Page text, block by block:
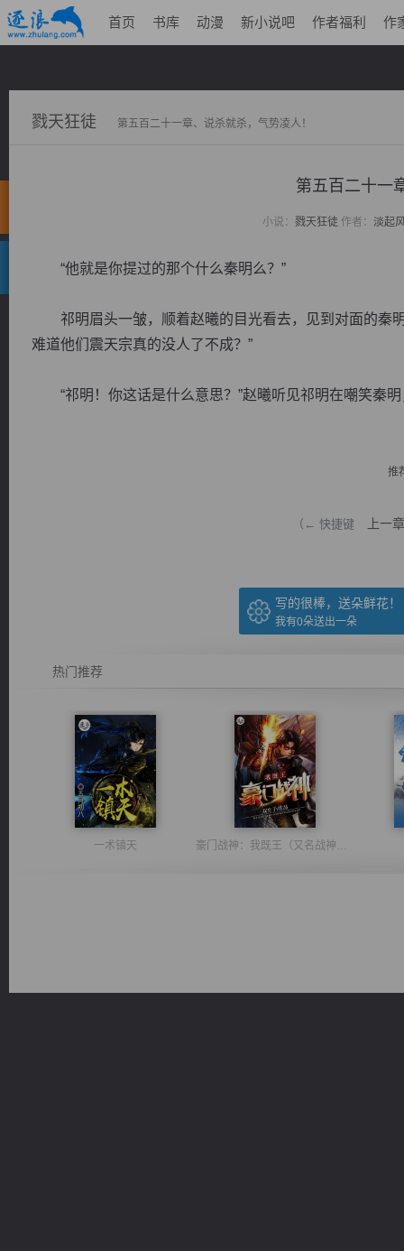
首页 书库 动漫 新小说吧 作者福利 作
戮天狂徒 第五百二十一章、说杀就杀，气势凌人！
第五百二十一
小说： 戮天狂徒作者： 淡起
“他就是你提过的那个什么秦明么？”
祁明眉头一皱，顺着赵曦的目光看去，见到对面的秦
难道他们震天宗真的没人了不成？”
“祁明！你这话是什么意思？”赵曦听见祁明在嘲笑秦明
推
（← 快捷键 上一章
写的很棒，送朵鲜花！
我有0朵送出一朵
热门推荐
一术镇天 豪门战神：我既王（又名战神归来不败神婿修罗战神）